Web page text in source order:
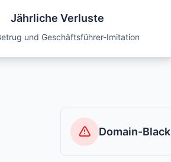
Jährliche Verluste
und Geschäftsführer-Imitation
Domain-